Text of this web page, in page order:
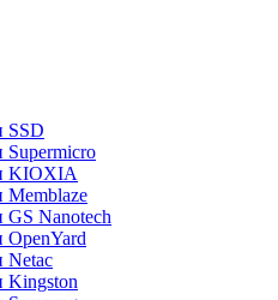
SSD
Supermicro
KIOXIA
Memblaze
GS Nanotech
OpenYard
Netac
Kingston